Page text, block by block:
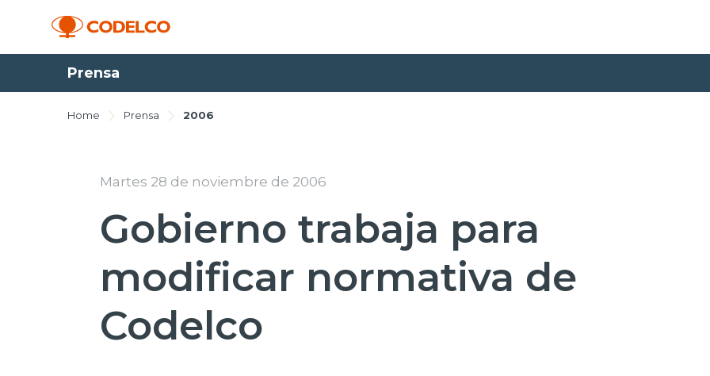
Prensa
Home Prensa 2006
Martes 28 de noviembre de 2006
Gobierno trabaja para
modificar normativa de
Codelco